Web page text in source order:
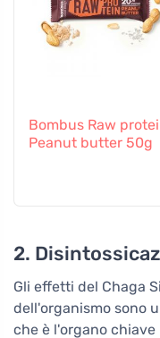
Bombus Raw
Peanut butter 50g
2.
Gli effetti del Chaga
dell'organismo sono
che è l'organo